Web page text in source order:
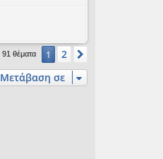
91 θέματα 1 2
Μετάβαση σε